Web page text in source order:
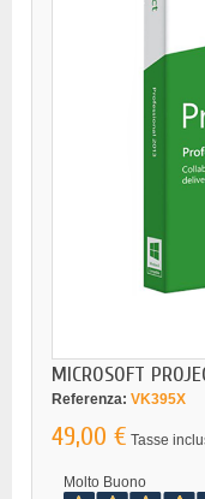
MICROSOFT
Referenza: VK395X
49,00 € Tasse
Molto Buono